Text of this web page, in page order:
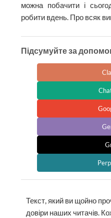
можна побачити і
робити вдень. Про всяк
Підсумуйте за
Текст, який ви щойно
довіри наших читачів.